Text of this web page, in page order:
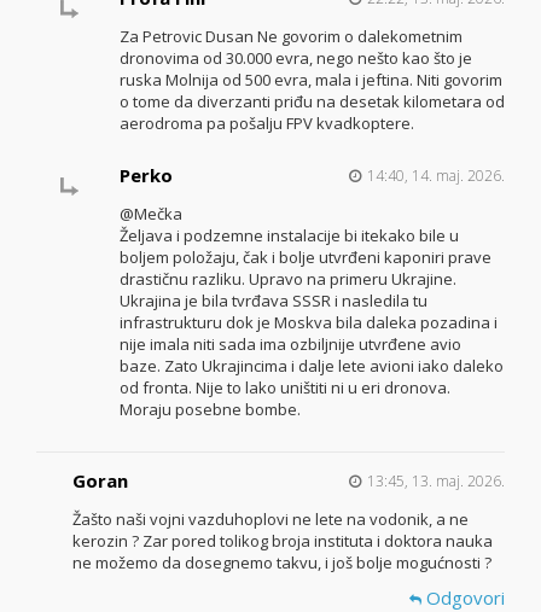
Za Petrovic Dusan Ne govorim o dalekometnim
dronovima od 30.000 evra, nego nešto kao što je
ruska Molnija od 500 evra, mala i jeftina. Niti govorim
o tome da diverzanti priđu na desetak kilometara od
aerodroma pa pošalju FPV kvadkoptere.
Perko 14:40, 14. maj. 2026.
@Mečka
Željava i podzemne instalacije bi itekako bile u
boljem položaju, čak i bolje utvrđeni kaponiri prave
drastičnu razliku. Upravo na primeru Ukrajine.
Ukrajina je bila tvrđava SSSR i nasledila tu
infrastrukturu dok je Moskva bila daleka pozadina i
nije imala niti sada ima ozbiljnije utvrđene avio
baze. Zato Ukrajincima i dalje lete avioni iako daleko
od fronta. Nije to lako uništiti ni u eri dronova.
Moraju posebne bombe.
Goran 13:45, 13. maj. 2026.
Žašto naši vojni vazduhoplovi ne lete na vodonik, a ne
kerozin ? Zar pored tolikog broja instituta i doktora nauka
ne možemo da dosegnemo takvu, i još bolje mogućnosti ?
Odgovori